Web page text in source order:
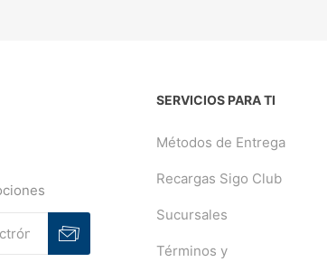
SERVICIOS PARA TI
Métodos de Entrega
Recargas Sigo Club
Sucursales
Términos y